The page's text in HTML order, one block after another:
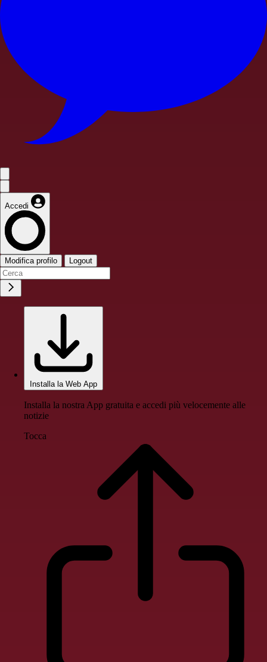
Accedi
Modifica profilo Logout
Installa la Web App
Installa la nostra App gratuita e accedi più velocemente alle
notizie
Tocca